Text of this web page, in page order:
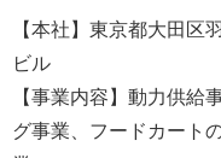
【本社】東京都大田
ビル
【事業内容】動力供給
グ事業、フードカート